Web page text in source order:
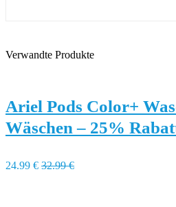
Verwandte Produkte
Ariel Pods Color+
Wäschen – 25%
24.99 € 32.99 €